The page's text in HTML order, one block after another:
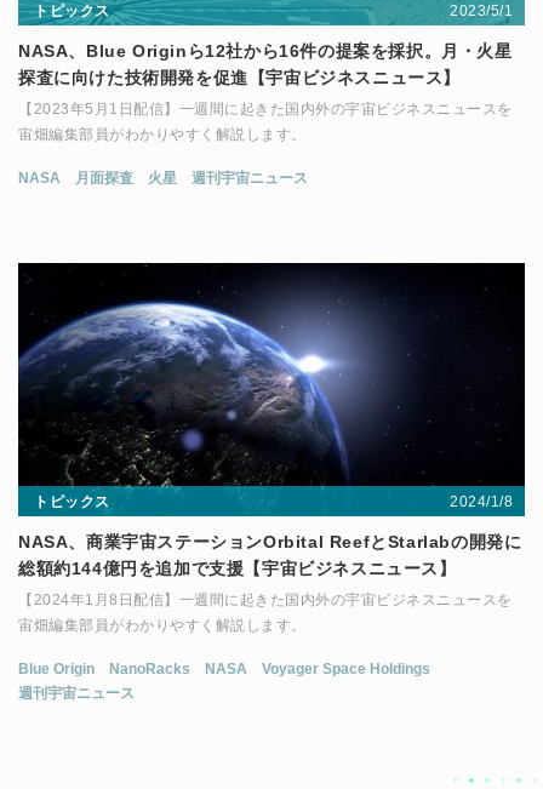
トピックス 2023/5/1
NASA、Blue Originら12社から16件の提案を採択。月・火星
探査に向けた技術開発を促進【宇宙ビジネスニュース】
【2023年5月1日配信】一週間に起きた国内外の宇宙ビジネスニュースを
宙畑編集部員がわかりやすく解説します。
NASA 月面探査 火星 週刊宇宙ニュース
トピックス 2024/1/8
NASA、商業宇宙ステーションOrbital ReefとStarlabの開発に
総額約144億円を追加で支援【宇宙ビジネスニュース】
【2024年1月8日配信】一週間に起きた国内外の宇宙ビジネスニュースを
宙畑編集部員がわかりやすく解説します。
Blue Origin NanoRacks NASA
Voyager Space Holdings
週刊宇宙ニュース